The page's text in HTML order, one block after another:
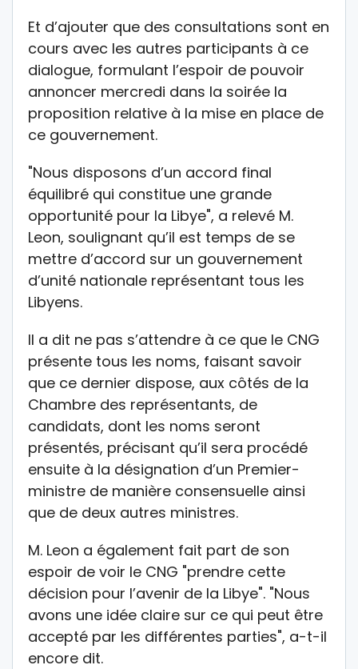
Et d’ajouter que des consultations sont en
cours avec les autres participants à ce
dialogue, formulant l’espoir de pouvoir
annoncer mercredi dans la soirée la
proposition relative à la mise en place de
ce gouvernement.
"Nous disposons d’un accord final
équilibré qui constitue une grande
opportunité pour la Libye", a relevé M.
Leon, soulignant qu’il est temps de se
mettre d’accord sur un gouvernement
d’unité nationale représentant tous les
Libyens.
Il a dit ne pas s’attendre à ce que le CNG
présente tous les noms, faisant savoir
que ce dernier dispose, aux côtés de la
Chambre des représentants, de
candidats, dont les noms seront
présentés, précisant qu’il sera procédé
ensuite à la désignation d’un Premier-
ministre de manière consensuelle ainsi
que de deux autres ministres.
M. Leon a également fait part de son
espoir de voir le CNG "prendre cette
décision pour l’avenir de la Libye". "Nous
avons une idée claire sur ce qui peut être
accepté par les différentes parties", a-t-il
encore dit.